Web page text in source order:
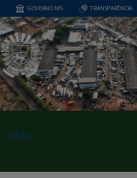
GOVERNO MS TRANSPARÊNCIA
MENU